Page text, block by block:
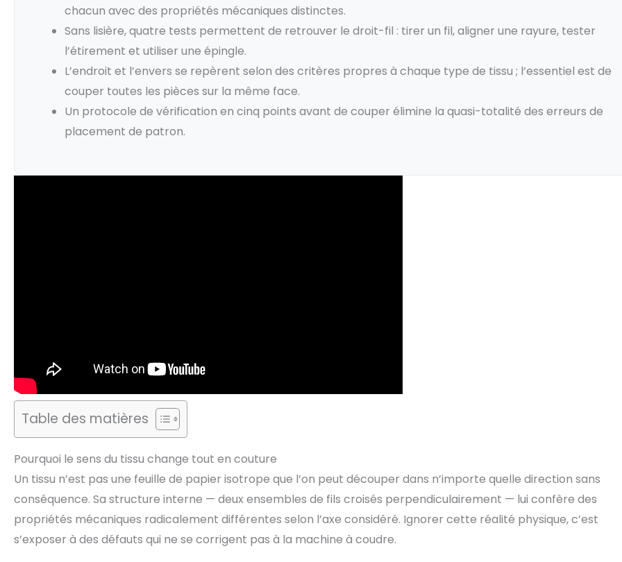
chacun avec des propriétés mécaniques distinctes.
Sans lisière, quatre tests permettent de retrouver le droit-fil : tirer un fil, aligner une rayure, tester
l’étirement et utiliser une épingle.
L’endroit et l’envers se repèrent selon des critères propres à chaque type de tissu ; l’essentiel est de
couper toutes les pièces sur la même face.
Un protocole de vérification en cinq points avant de couper élimine la quasi-totalité des erreurs de
placement de patron.
Table des matières
Pourquoi le sens du tissu change tout en couture
Un tissu n’est pas une feuille de papier isotrope que l’on peut découper dans n’importe quelle direction sans
conséquence. Sa structure interne — deux ensembles de fils croisés perpendiculairement — lui confère des
propriétés mécaniques radicalement différentes selon l’axe considéré. Ignorer cette réalité physique, c’est
s’exposer à des défauts qui ne se corrigent pas à la machine à coudre.